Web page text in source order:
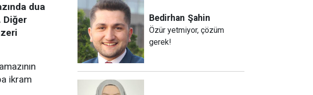
dua
Diğer
ikram
Bedirhan Şahin
Özür yetmiyor, çözüm
gerek!